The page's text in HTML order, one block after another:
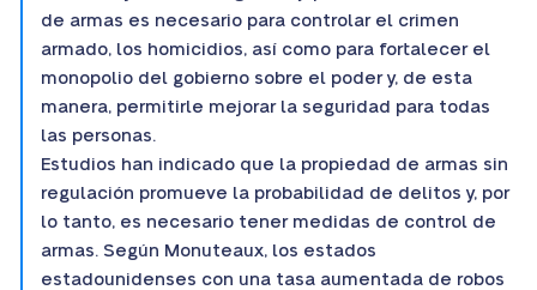
de armas es necesario para controlar el crimen
armado, los homicidios, así como para fortalecer el
monopolio del gobierno sobre el poder y, de esta
manera, permitirle mejorar la seguridad para todas
las personas.
Estudios han indicado que la propiedad de armas sin
regulación promueve la probabilidad de delitos y, por
lo tanto, es necesario tener medidas de control de
armas. Según Monuteaux, los estados
estadounidenses con una tasa aumentada de robos